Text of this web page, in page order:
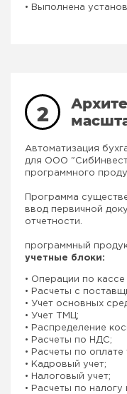
• Выполнена
2
Автоматизация
для ООО
программного
Программа
ввод первичной
отчетности.
программный
учетные блоки:
• Операции по кассе
• Расчеты с
• Учет основных
• Учет ТМЦ;
• Распределение
• Расчеты по НДС;
• Расчеты по оплате
• Кадровый учет;
• Налоговый учет;
• Расчеты по налогу